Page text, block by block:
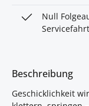
Null
Beschreibung
Geschicklichkeit